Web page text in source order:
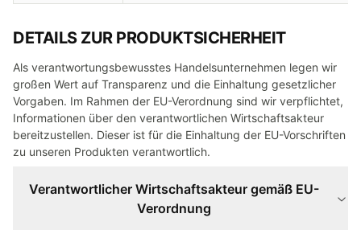
DETAILS ZUR PRODUKTSICHERHEIT
Als verantwortungsbewusstes Handelsunternehmen legen wir
großen Wert auf Transparenz und die Einhaltung gesetzlicher
Vorgaben. Im Rahmen der EU-Verordnung sind wir verpflichtet,
Informationen über den verantwortlichen Wirtschaftsakteur
bereitzustellen. Dieser ist für die Einhaltung der EU-Vorschriften
zu unseren Produkten verantwortlich.
Verantwortlicher Wirtschaftsakteur gemäß EU-
Verordnung